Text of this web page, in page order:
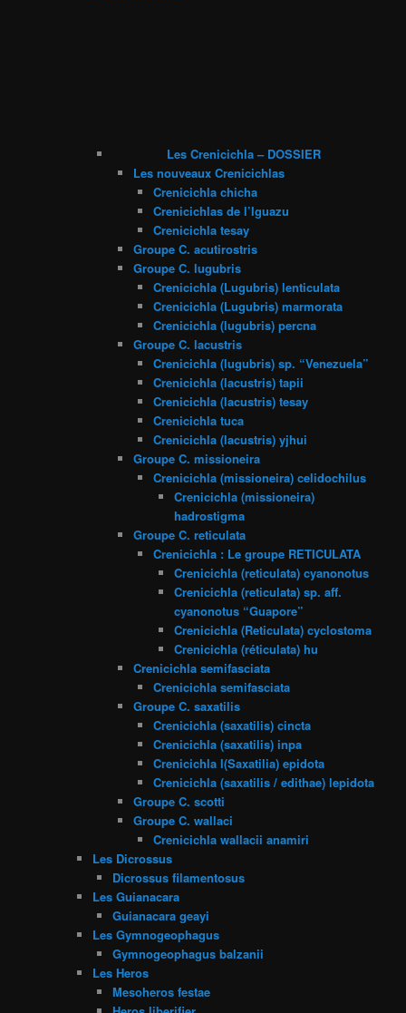
Les Crenicichla – DOSSIER
Les nouveaux Crenicichlas
Crenicichla chicha
Crenicichlas de l’Iguazu
Crenicichla tesay
Groupe C. acutirostris
Groupe C. lugubris
Crenicichla (Lugubris) lenticulata
Crenicichla (Lugubris) marmorata
Crenicichla (lugubris) percna
Groupe C. lacustris
Crenicichla (lugubris) sp. “Venezuela”
Crenicichla (lacustris) tapii
Crenicichla (lacustris) tesay
Crenicichla tuca
Crenicichla (lacustris) yjhui
Groupe C. missioneira
Crenicichla (missioneira) celidochilus
Crenicichla (missioneira)
hadrostigma
Groupe C. reticulata
Crenicichla : Le groupe RETICULATA
Crenicichla (reticulata) cyanonotus
Crenicichla (reticulata) sp. aff.
cyanonotus “Guapore”
Crenicichla (Reticulata) cyclostoma
Crenicichla (réticulata) hu
Crenicichla semifasciata
Crenicichla semifasciata
Groupe C. saxatilis
Crenicichla (saxatilis) cincta
Crenicichla (saxatilis) inpa
Crenicichla l(Saxatilia) epidota
Crenicichla (saxatilis / edithae) lepidota
Groupe C. scotti
Groupe C. wallaci
Crenicichla wallacii anamiri
Les Dicrossus
Dicrossus filamentosus
Les Guianacara
Guianacara geayi
Les Gymnogeophagus
Gymnogeophagus balzanii
Les Heros
Mesoheros festae